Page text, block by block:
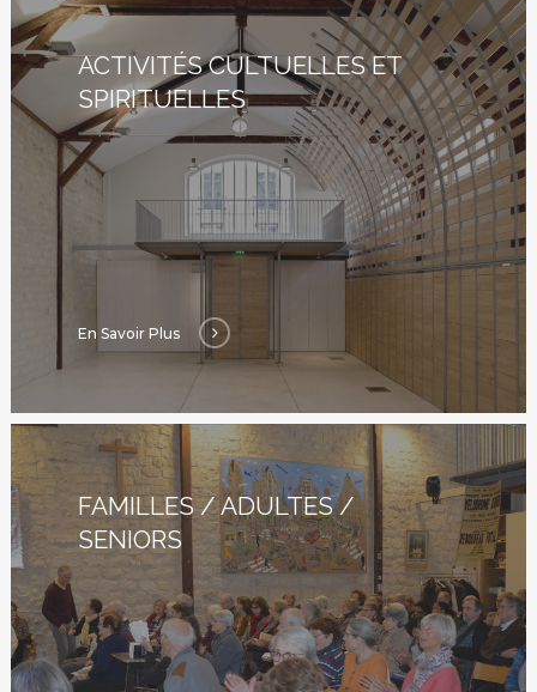
ACTIVITÉS CULTUELLES ET
SPIRITUELLES
En Savoir Plus
FAMILLES / ADULTES /
SENIORS